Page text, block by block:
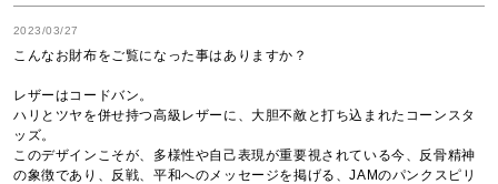
2023/03/27
こんなお財布をご覧になった事はありますか？
レザーはコードバン。
ハリとツヤを併せ持つ高級レザーに、大胆不敵と打ち込まれたコーンスタ
ッズ。
このデザインこそが、多様性や自己表現が重要視されている今、反骨精神
の象徴であり、反戦、平和へのメッセージを掲げる、JAMのパンクスピリ